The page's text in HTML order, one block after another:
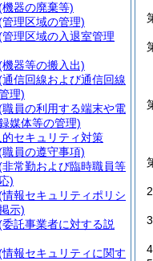
2
3
4
機器の廃棄等)
管理区域の管理)
管理区域の入退室管理
機器等の搬入出)
通信回線および通信回線
理)
職員の利用する端末や電
媒体等の管理)
的セキュリティ対策
職員の遵守事項)
非常勤および臨時職員等
)
情報セキュリティポリシ
示)
委託事業者に対する説
情報セキュリティに関す